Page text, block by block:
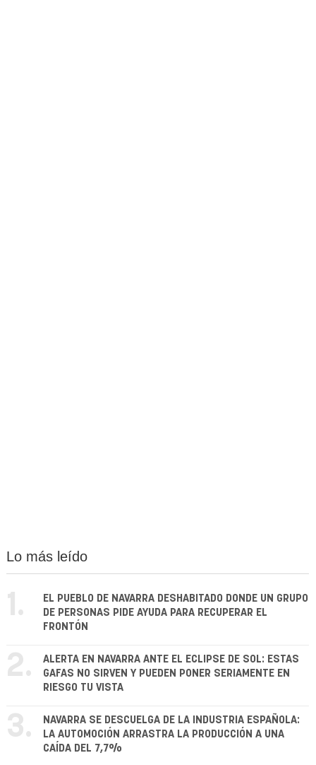
Lo más leído
1.
EL PUEBLO DE NAVARRA DESHABITADO DONDE UN GRUPO
DE PERSONAS PIDE AYUDA PARA RECUPERAR EL
FRONTÓN
2.
ALERTA EN NAVARRA ANTE EL ECLIPSE DE SOL: ESTAS
GAFAS NO SIRVEN Y PUEDEN PONER SERIAMENTE EN
RIESGO TU VISTA
3.
NAVARRA SE DESCUELGA DE LA INDUSTRIA ESPAÑOLA:
LA AUTOMOCIÓN ARRASTRA LA PRODUCCIÓN A UNA
CAÍDA DEL 7,7%